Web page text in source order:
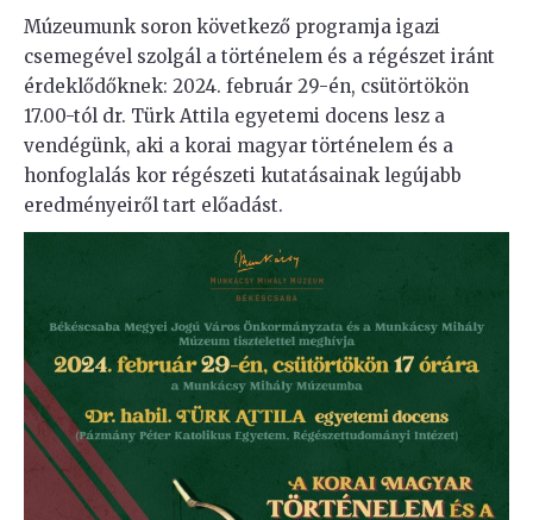
Múzeumunk soron következő programja igazi
csemegével szolgál a történelem és a régészet iránt
érdeklődőknek: 2024. február 29-én, csütörtökön
17.00-tól dr. Türk Attila egyetemi docens lesz a
vendégünk, aki a korai magyar történelem és a
honfoglalás kor régészeti kutatásainak legújabb
eredményeiről tart előadást.